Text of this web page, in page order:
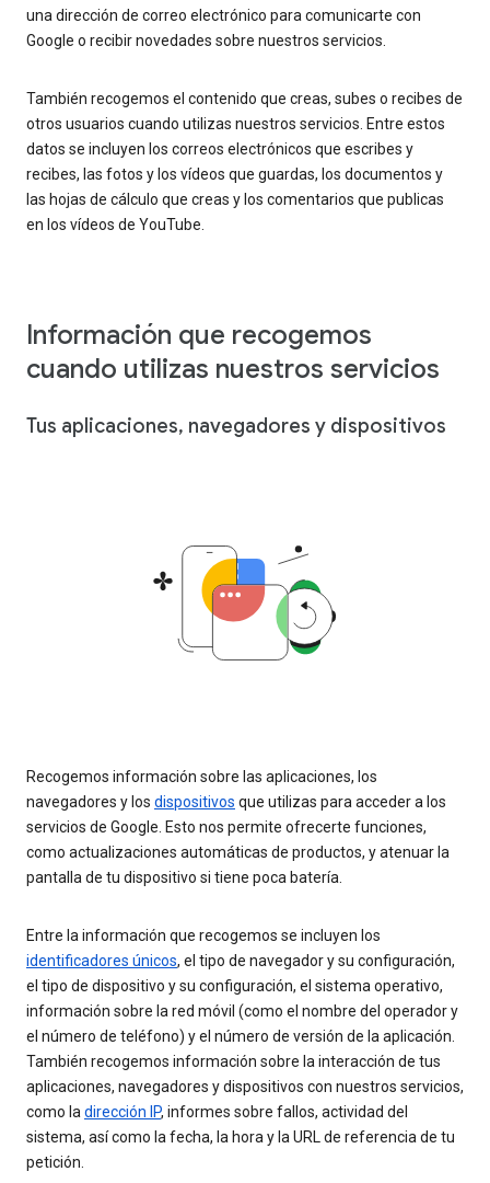
una dirección de correo electrónico para comunicarte con
Google o recibir novedades sobre nuestros servicios.
También recogemos el contenido que creas, subes o recibes de
otros usuarios cuando utilizas nuestros servicios. Entre estos
datos se incluyen los correos electrónicos que escribes y
recibes, las fotos y los vídeos que guardas, los documentos y
las hojas de cálculo que creas y los comentarios que publicas
en los vídeos de YouTube.
Información que recogemos
cuando utilizas nuestros servicios
Tus aplicaciones, navegadores y dispositivos
Recogemos información sobre las aplicaciones, los
navegadores y los dispositivos que utilizas para acceder a los
servicios de Google. Esto nos permite ofrecerte funciones,
como actualizaciones automáticas de productos, y atenuar la
pantalla de tu dispositivo si tiene poca batería.
Entre la información que recogemos se incluyen los
identificadores únicos, el tipo de navegador y su configuración,
el tipo de dispositivo y su configuración, el sistema operativo,
información sobre la red móvil (como el nombre del operador y
el número de teléfono) y el número de versión de la aplicación.
También recogemos información sobre la interacción de tus
aplicaciones, navegadores y dispositivos con nuestros servicios,
como ladirección IP, informes sobre fallos, actividad del
sistema, así como la fecha, la hora y la URL de referencia de tu
petición.